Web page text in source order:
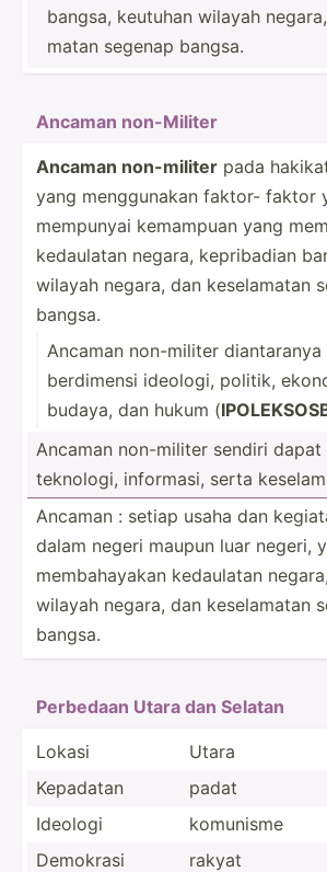
bangsa, keutuhan wilayah
matan segenap bangsa.
Ancaman non-Mi­liter
Ancaman non-mi­liter pada
yang menggu­nakan faktor- faktor
mempunyai kemampuan yang
kedaulatan negara, keprib­adian
wilayah negara, dan kesela­matan
bangsa.
Ancaman non-mi­liter dianta­ranya
berdimensi ideologi, politik,
budaya, dan hukum (
Ancaman non-mi­liter sendiri dapat
teknologi, informasi, serta
Ancaman : setiap usaha dan
dalam negeri maupun luar negeri,
membah­ayakan kedaulatan
wilayah negara, dan kesela­matan
bangsa.
Perbedaan Utara dan Selatan
Lokasi Utara
Kepadatan
padat
Ideologi
komunisme
Demokrasi
rakyat